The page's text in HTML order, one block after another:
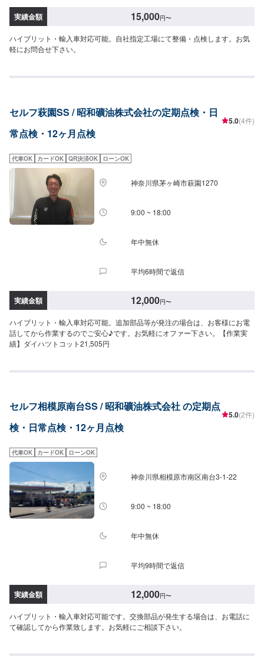
実績金額 15,000円〜
ハイブリット・輸入車対応可能。自社指定工場にて整備・点検します。お気
軽にお問合せ下さい。
セルフ萩園SS / 昭和礦油株式会社の定期点検・日
常点検・12ヶ月点検
5.0(4件)
代車OK カードOK QR決済OK ローンOK
神奈川県茅ヶ崎市萩園1270
9:00 ~ 18:00
年中無休
平均6時間で返信
実績金額 12,000円〜
ハイブリット・輸入車対応可能。追加部品等が発注の場合は、お客様にお電
話してから作業するのでご安心♪です。お気軽にオファー下さい。【作業実
績】ダイハツトコット21,505円
セルフ相模原南台SS / 昭和礦油株式会社 の定期点
検・日常点検・12ヶ月点検
5.0(2件)
代車OK カードOK ローンOK
神奈川県相模原市南区南台3-1-22
9:00 ~ 18:00
年中無休
平均9時間で返信
実績金額 12,000円〜
ハイブリット・輸入車対応可能です。交換部品が発生する場合は、お電話に
て確認してから作業致します。お気軽にご相談下さい。